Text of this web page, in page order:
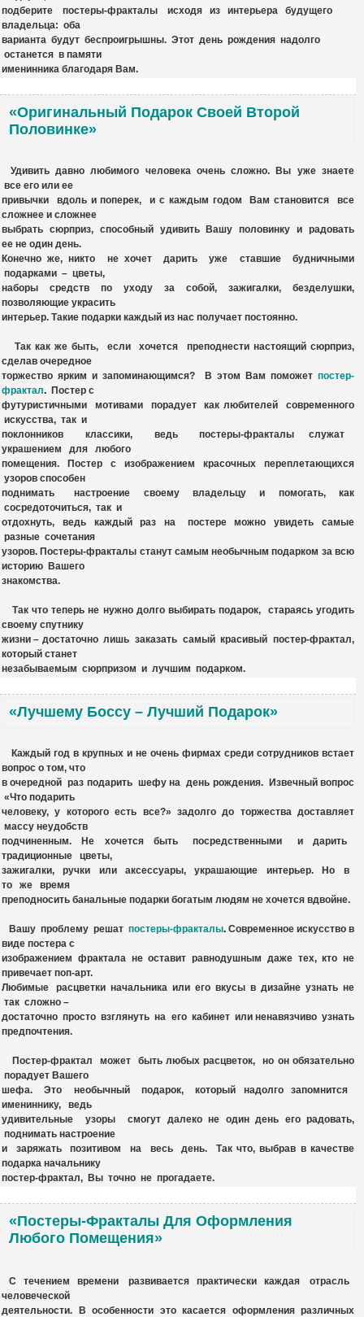
подберите постеры-фракталы исходя из интерьера будущего
владельца: оба
варианта будут беспроигрышны. Этот день рождения надолго
останется в памяти
именинника благодаря Вам.
«Оригинальный Подарок Своей Второй
Половинке»
Удивить давно любимого человека очень сложно. Вы уже знаете
все его или ее
привычки вдоль и поперек, и с каждым годом Вам становится все
сложнее и сложнее
выбрать сюрприз, способный удивить Вашу половинку и радовать
ее не один день.
Конечно же, никто не хочет дарить уже ставшие будничными
подарками – цветы,
наборы средств по уходу за собой, зажигалки, безделушки,
позволяющие украсить
интерьер. Такие подарки каждый из нас получает постоянно.
Так как же быть, если хочется преподнести настоящий сюрприз,
сделав очередное
торжество ярким и запоминающимся? В этом Вам поможет постер-
фрактал. Постер с
футуристичными мотивами порадует как любителей современного
искусства, так и
поклонников классики, ведь постеры-фракталы служат
украшением для любого
помещения. Постер с изображением красочных переплетающихся
узоров способен
поднимать настроение своему владельцу и помогать, как
сосредоточиться, так и
отдохнуть, ведь каждый раз на постере можно увидеть самые
разные сочетания
узоров. Постеры-фракталы станут самым необычным подарком за всю
историю Вашего
знакомства.
Так что теперь не нужно долго выбирать подарок, стараясь угодить
своему спутнику
жизни – достаточно лишь заказать самый красивый постер-фрактал,
который станет
незабываемым сюрпризом и лучшим подарком.
«Лучшему Боссу – Лучший Подарок»
Каждый год в крупных и не очень фирмах среди сотрудников встает
вопрос о том, что
в очередной раз подарить шефу на день рождения. Извечный вопрос
«Что подарить
человеку, у которого есть все?» задолго до торжества доставляет
массу неудобств
подчиненным. Не хочется быть посредственными и дарить
традиционные цветы,
зажигалки, ручки или аксессуары, украшающие интерьер. Но в
то же время
преподносить банальные подарки богатым людям не хочется вдвойне.
Вашу проблему решат постеры-фракталы. Современное искусство в
виде постера с
изображением фрактала не оставит равнодушным даже тех, кто не
привечает поп-арт.
Любимые расцветки начальника или его вкусы в дизайне узнать не
так сложно –
достаточно просто взглянуть на его кабинет или ненавязчиво узнать
предпочтения.
Постер-фрактал может быть любых расцветок, но он обязательно
порадует Вашего
шефа. Это необычный подарок, который надолго запомнится
имениннику, ведь
удивительные узоры смогут далеко не один день его радовать,
поднимать настроение
и заряжать позитивом на весь день. Так что, выбрав в качестве
подарка начальнику
постер-фрактал, Вы точно не прогадаете.
«Постеры-Фракталы Для Оформления
Любого Помещения»
С течением времени развивается практически каждая отрасль
человеческой
деятельности. В особенности это касается оформления различных